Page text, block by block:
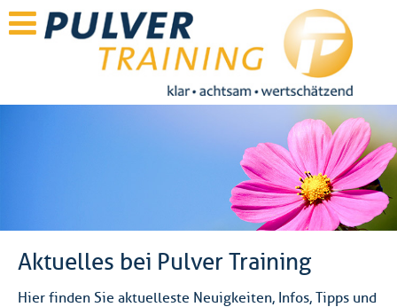
Aktuelles bei Pulver Training
Hier finden Sie aktuelleste Neuigkeiten, Infos, Tipps und